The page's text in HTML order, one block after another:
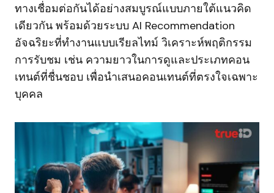
ทางเชื่อมต่อกันได้อย่างสมบูรณ์แบบภายใต้แนวคิด
เดียวกัน พร้อมด้วยระบบ AI Recommendation
อัจฉริยะที่ทำงานแบบเรียลไทม์ วิเคราะห์พฤติกรรม
การรับชม เช่น ความยาวในการดูและประเภทคอน
เทนต์ที่ชื่นชอบ เพื่อนำเสนอคอนเทนต์ที่ตรงใจเฉพาะ
บุคคล